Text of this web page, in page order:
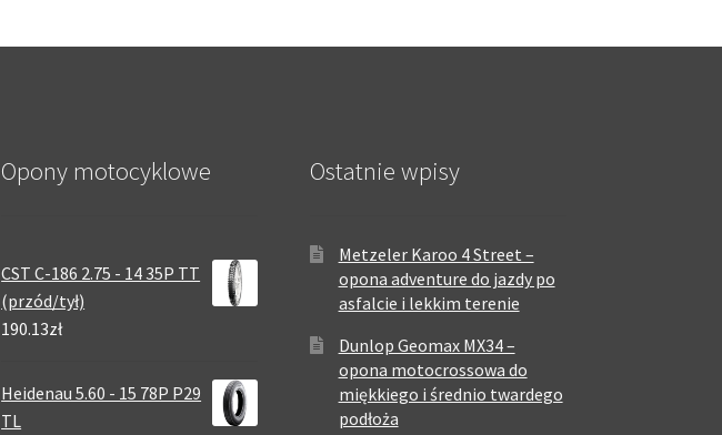
Opony motocyklowe
CST C-186 2.75 - 14 35P TT
(przód/tył)
190.13zł
Heidenau 5.60 - 15 78P P29
TL
Ostatnie wpisy
Metzeler Karoo 4 Street –
opona adventure do jazdy po
asfalcie i lekkim terenie
Dunlop Geomax MX34 –
opona motocrossowa do
miękkiego i średnio twardego
podłoża